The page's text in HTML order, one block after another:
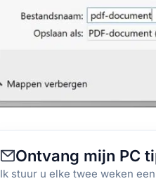
Ontvang mijn PC
Ik stuur u elke twee weken